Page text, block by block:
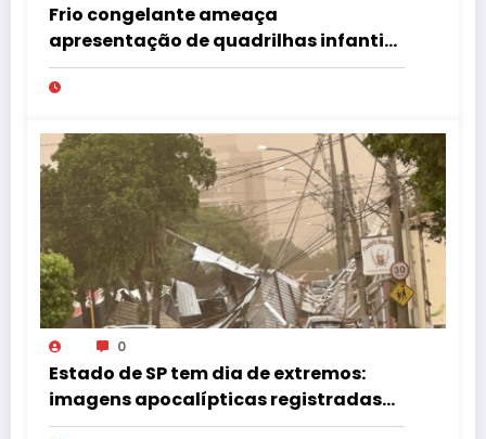
Frio congelante ameaça
apresentação de quadrilhas infantis
no Tupã Junina
0
Estado de SP tem dia de extremos:
imagens apocalípticas registradas
na região